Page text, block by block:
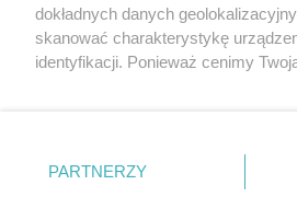
Zobacz prognozę na 3 dni
Copyright © 2022 Kurier
Wszelkie prawa
dokładnych danych
skanować charakterystykę
identyfikacji. Ponieważ cenimy
prywatności znajdujący się w
. Niektóre rodzaje przetwarzania
PARTNERZY